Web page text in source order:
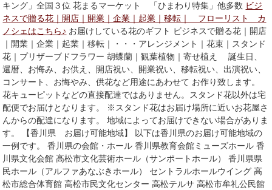
キング」全国３位 花まるマーケット 「ひまわり特集」他多数 ビジ
ネスで贈る花｜開店｜開業｜企業｜起業｜移転｜ フローリスト カ
ノシェはこちら♪ お届けしている花のギフト ビジネスで贈る花｜開店
｜開業｜企業｜起業｜移転｜・・・アレンジメント｜花束｜スタンド
花｜プリザーブドフラワー 胡蝶蘭｜観葉植物｜寄せ植え 誕生日、
還暦、お悔み、お供え、開店祝い、開業祝い、移転祝い、出演祝い、
コンサート、お悔やみ、供花など用途にあわせて お作り致します。
花キューピットなどの直接配達ではありません。スタンド花以外は宅
配便でお届けとなります。 ※スタンド花はお届け場所に近いお花屋さ
んからの配達になります。 地域によってお届けできない場合がありま
す。 【香川県 お届け可能地域】 以下は香川県のお届け可能地域の
一例です。 香川県の会館・ホール 香川県教育会館ミューズホール 香
川県文化会館 高松市文化芸術ホール（サンポートホール） 香川県県
民ホール（アルファあなぶきホール） セントラルホールウイング 高
松市総合体育館 高松市民文化センター 高松テルサ 高松市牟礼公民館